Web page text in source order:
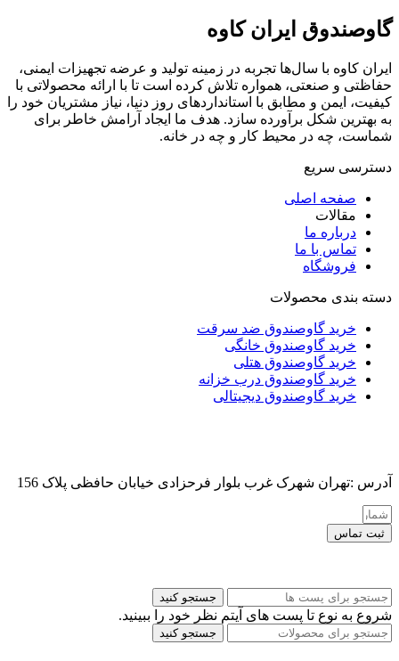
گاوصندوق ایران کاوه
ایران کاوه با سال‌ها تجربه در زمینه تولید و عرضه تجهیزات ایمنی،
حفاظتی و صنعتی، همواره تلاش کرده است تا با ارائه محصولاتی با
کیفیت، ایمن و مطابق با استانداردهای روز دنیا، نیاز مشتریان خود را
به بهترین شکل برآورده سازد. هدف ما ایجاد آرامش خاطر برای
شماست، چه در محیط کار و چه در خانه.
دسترسی سریع
صفحه اصلی
مقالات
درباره ما
تماس با ما
فروشگاه
دسته بندی محصولات
خرید گاوصندوق ضد سرقت
خرید گاوصندوق خانگی
خرید گاوصندوق هتلی
خرید گاوصندوق درب خزانه
خرید گاوصندوق دیجیتالی
آدرس :تهران شهرک غرب بلوار فرحزادی خیابان حافظی پلاک 156
ثبت تماس
جستجو کنید
شروع به نوع تا پست های آیتم نظر خود را ببینید.
جستجو کنید